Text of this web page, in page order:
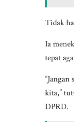
Tidak
Ia
tepat
kita,”
DPRD.